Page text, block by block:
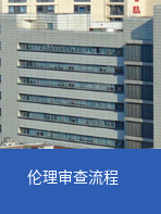
伦理审查流程